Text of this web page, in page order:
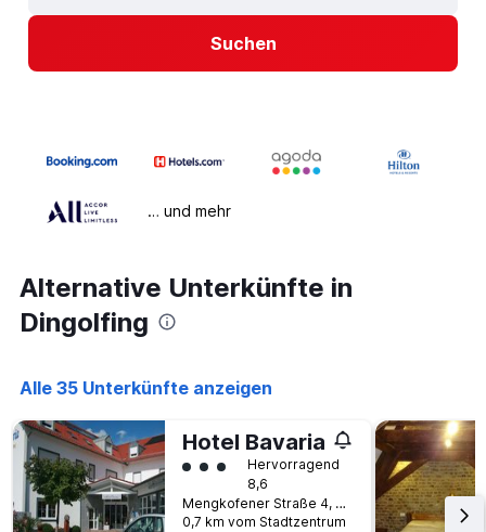
Suchen
… und mehr
Alternative Unterkünfte in
Dingolfing
Alle 35 Unterkünfte anzeigen
Hotel Bavaria
Bewertungskategorie 3
Hervorragend
8,6
Mengkofener Straße 4, Dingolfing, Bayern, Deutschland
0,7 km vom Stadtzentrum